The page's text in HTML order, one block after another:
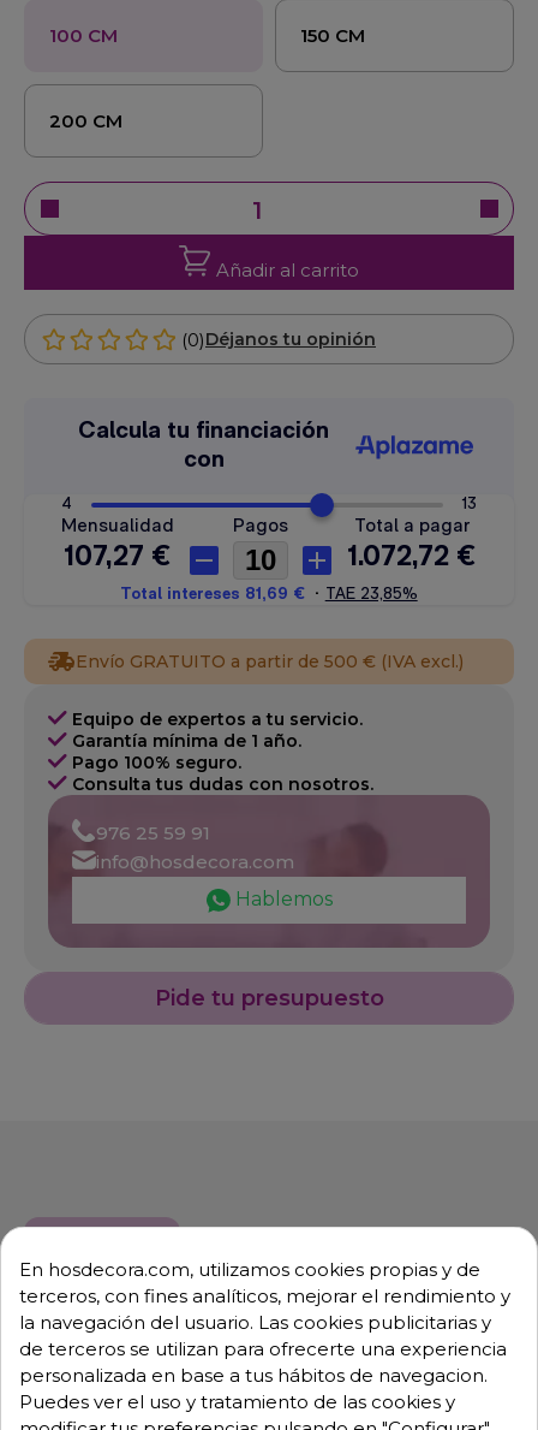
100 CM 150 CM
200 CM
Añadir al carrito
(0)Déjanos tu opinión
Envío GRATUITO a partir de 500 € (IVA excl.)
Equipo de expertos a tu servicio.
Garantía mínima de 1 año.
Pago 100% seguro.
Consulta tus dudas con nosotros.
976 25 59 91
info@hosdecora.com
Hablemos
Pide tu presupuesto
Mesa de trabajo en acero inoxidable con reborde y
desagüe 06-073202+
Fabricada completamente en acero inoxidable.
Encimera con espesor 1,5 mm, insonorizada y
En hosdecora.com, utilizamos cookies propias y de
terceros, con fines analíticos, mejorar el rendimiento y
la navegación del usuario. Las cookies publicitarias y
de terceros se utilizan para ofrecerte una experiencia
personalizada en base a tus hábitos de navegacion.
Puedes ver el uso y tratamiento de las cookies y